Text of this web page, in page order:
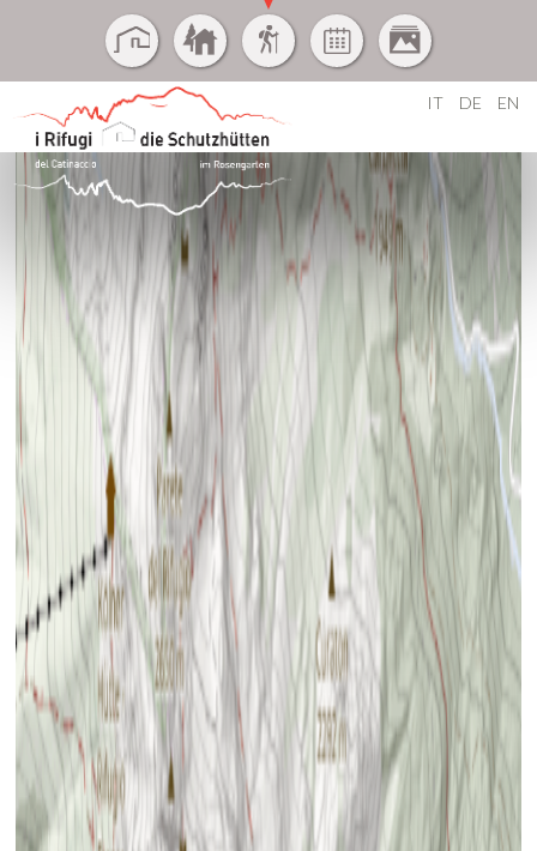
IT DE EN